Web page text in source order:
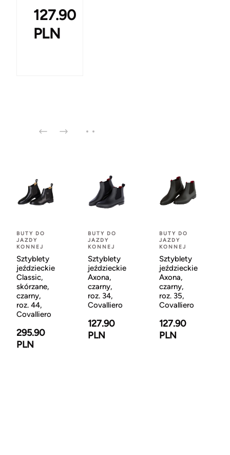
127.90
PLN
BUTY DO
JAZDY
KONNEJ
Sztyblety
jeździeckie
Classic,
skórzane,
czarny,
roz. 44,
Covalliero
295.90
PLN
BUTY DO
JAZDY
KONNEJ
Sztyblety
jeździeckie
Axona,
czarny,
roz. 34,
Covalliero
127.90
PLN
BUTY DO
JAZDY
KONNEJ
Sztyblety
jeździeckie
Axona,
czarny,
roz. 35,
Covalliero
127.90
PLN